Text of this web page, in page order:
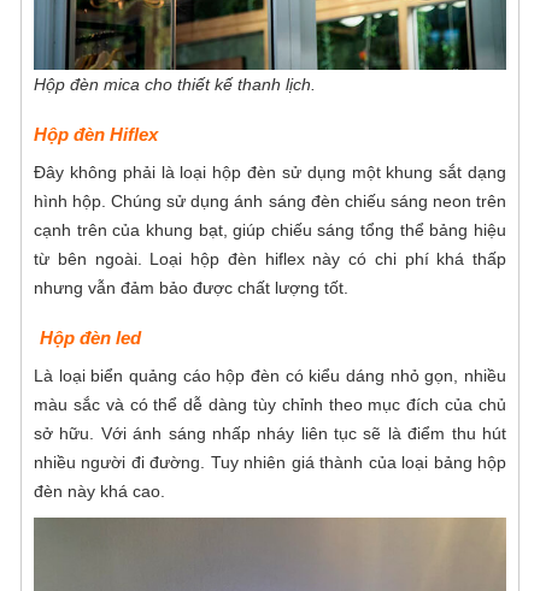
Hộp đèn mica cho thiết kế thanh lịch.
Hộp đèn Hiflex
Đây không phải là loại hộp đèn sử dụng một khung sắt dạng
hình hộp. Chúng sử dụng ánh sáng đèn chiếu sáng neon trên
cạnh trên của khung bạt, giúp chiếu sáng tổng thể bảng hiệu
từ bên ngoài. Loại hộp đèn hiflex này có chi phí khá thấp
nhưng vẫn đảm bảo được chất lượng tốt.
Hộp đèn led
Là loại biển quảng cáo hộp đèn có kiểu dáng nhỏ gọn, nhiều
màu sắc và có thể dễ dàng tùy chỉnh theo mục đích của chủ
sở hữu. Với ánh sáng nhấp nháy liên tục sẽ là điểm thu hút
nhiều người đi đường. Tuy nhiên giá thành của loại bảng hộp
đèn này khá cao.